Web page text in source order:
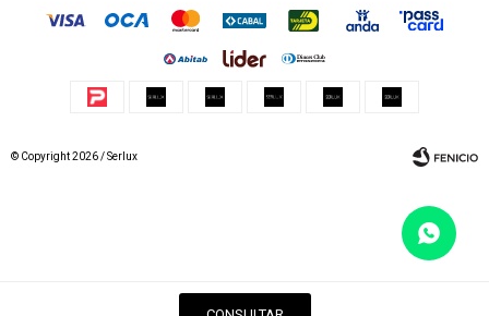
© Copyright 2026 / Serlux